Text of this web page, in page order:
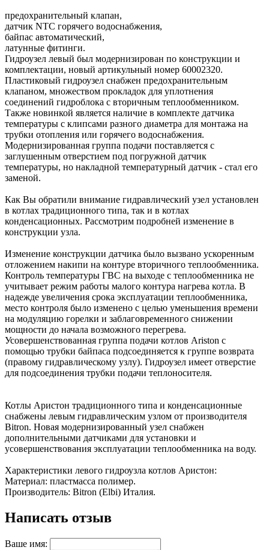
предохранительный клапан,
датчик NTC горячего водоснабжения,
байпас автоматический,
латунные фитинги.
Гидроузел левый был модернизирован по конструкции и
комплектации, новый артикульный номер 60002320.
Пластиковый гидроузел снабжен предохранительным
клапаном, множеством прокладок для уплотнения
соединений гидроблока с вторичным теплообменником.
Также новинкой является наличие в комплекте датчика
температуры с клипсами разного диаметра для монтажа на
трубки отопления или горячего водоснабжения.
Модернизированная группа подачи поставляется с
заглушенным отверстием под погружной датчик
температуры, но накладной температурный датчик - стал его
заменой.
Как Вы обратили внимание гидравлический узел установлен
в котлах традиционного типа, так и в котлах
конденсационных. Рассмотрим подробней изменение в
конструкции узла.
Изменение конструкции датчика было вызвано ускоренным
отложением накипи на контуре вторичного теплообменника.
Контроль температуры ГВС на выходе с теплообменника не
учитывает режим работы малого контура нагрева котла. В
надежде увеличения срока эксплуатации теплообменника,
место контроля было изменено с целью уменьшения времени
на модуляцию горелки и заблаговременного снижении
мощности до начала возможного перегрева.
Усовершенствованная группа подачи котлов Ariston с
помощью трубки байпаса подсоединяется к группе возврата
(правому гидравлическому узлу). Гидроузел имеет отверстие
для подсоединения трубки подачи теплоносителя.
Котлы Аристон традиционного типа и конденсационные
снабжены левым гидравлическим узлом от производителя
Bitron. Новая модернизированный узел снабжен
дополнительными датчиками для установки и
усовершенствования эксплуатации теплообменника на воду.
Характеристики левого гидроузла котлов Аристон:
Материал: пластмасса полимер.
Производитель: Bitron (Elbi) Италия.
Написать отзыв
Ваше имя: